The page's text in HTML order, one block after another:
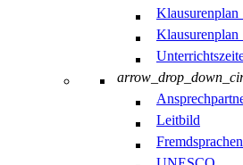
Klausurenplan
Klausurenplan
Leitbild
Fremdsprachen